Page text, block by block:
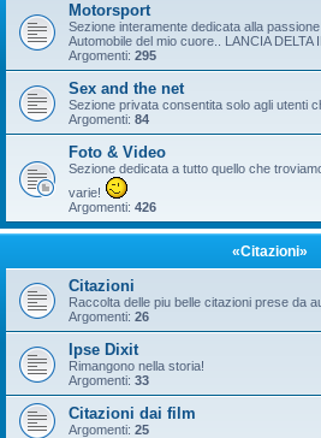
Motorsport
Sezione interamente dedicata alla
Automobile del mio cuore.. LANCIA DELTA
Argomenti: 295
Sex and the net
Sezione privata consentita solo agli utenti
Argomenti: 84
Foto & Video
Sezione dedicata a tutto quello che
varie!
Argomenti: 426
«Citazioni»
Citazioni
Raccolta delle piu belle citazioni prese da
Argomenti: 26
Ipse Dixit
Rimangono nella storia!
Argomenti: 33
Citazioni dai film
Argomenti: 25